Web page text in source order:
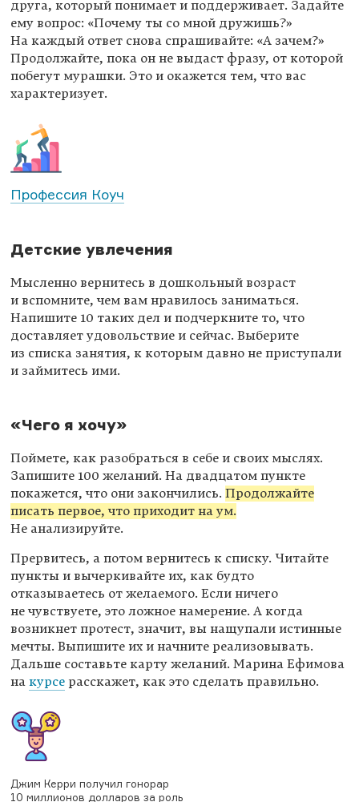
друга, который понимает и поддерживает. Задайте
ему вопрос: «Почему ты со мной дружишь?»
На каждый ответ снова спрашивайте: «А зачем?»
Продолжайте, пока он не выдаст фразу, от которой
побегут мурашки. Это и окажется тем, что вас
характеризует.
Профессия Коуч
Детские увлечения
Мысленно вернитесь в дошкольный возраст
и вспомните, чем вам нравилось заниматься.
Напишите 10 таких дел и подчеркните то, что
доставляет удовольствие и сейчас. Выберите
из списка занятия, к которым давно не приступали
и займитесь ими.
«Чего я хочу»
Поймете, как разобраться в себе и своих мыслях.
Запишите 100 желаний. На двадцатом пункте
покажется, что они закончились. Продолжайте
писать первое, что приходит на ум.
Не анализируйте.
Прервитесь, а потом вернитесь к списку. Читайте
пункты и вычеркивайте их, как будто
отказываетесь от желаемого. Если ничего
не чувствуете, это ложное намерение. А когда
возникнет протест, значит, вы нащупали истинные
мечты. Выпишите их и начните реализовывать.
Дальше составьте карту желаний. Марина Ефимова
на курсе расскажет, как это сделать правильно.
Джим Керри получил гонорар
10 миллионов долларов за роль